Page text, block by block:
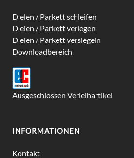
Dielen / Parkett schleifen
Dielen / Parkett verlegen
Dielen / Parkett versiegeln
Downloadbereich
Ausgeschlossen Verleihartikel
INFORMATIONEN
Kontakt